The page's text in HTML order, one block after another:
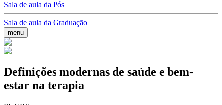
Sala de aula da Pós
Sala de aula da Graduação
menu
Definições modernas de saúde e bem-
estar na terapia